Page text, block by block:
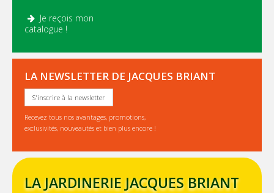
Je reçois mon
catalogue !
LA NEWSLETTER DE JACQUES BRIANT
S'inscrire à la newsletter
Recevez tous nos avantages, promotions,
exclusivités, nouveautés et bien plus encore !
LA JARDINERIE JACQUES BRIANT